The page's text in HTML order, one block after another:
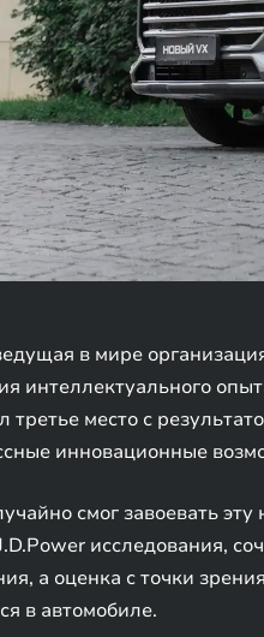
в мире
интеллектуального
третье место с
инновационные
смог завоевать
исследования,
а оценка с точки
в автомобиле.